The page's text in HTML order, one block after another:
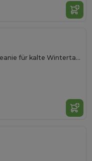
Retro-Stil Trawler Beanie für kalte Wintertage